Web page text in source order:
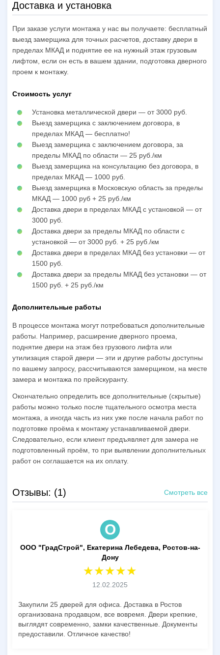
Доставка и установка
При заказе услуги монтажа у нас вы получаете: бесплатный
выезд замерщика для точных расчетов, доставку двери в
пределах МКАД и поднятие ее на нужный этаж грузовым
лифтом, если он есть в вашем здании, подготовка дверного
проем к монтажу.
Стоимость услуг
Установка металлической двери — от 3000 руб.
Выезд замерщика с заключением договора, в
пределах МКАД — бесплатно!
Выезд замерщика с заключением договора, за
пределы МКАД по области — 25 руб./км
Выезд замерщика на консультацию без договора, в
пределах МКАД — 1000 руб.
Выезд замерщика в Московскую область за пределы
МКАД — 1000 руб + 25 руб./км
Доставка двери в пределах МКАД с установкой — от
3000 руб.
Доставка двери за пределы МКАД по области с
установкой — от 3000 руб. + 25 руб./км
Доставка двери в пределах МКАД без установки — от
1500 руб.
Доставка двери за пределы МКАД без установки — от
1500 руб. + 25 руб./км
Дополнительные работы
В процессе монтажа могут потребоваться дополнительные
работы. Например, расширение дверного проема,
поднятие двери на этаж без грузового лифта или
утилизация старой двери — эти и другие работы доступны
по вашему запросу, рассчитываются замерщиком, на месте
замера и монтажа по прейскуранту.
Окончательно определить все дополнительные (скрытые)
работы можно только после тщательного осмотра места
монтажа, а иногда часть из них уже после начала работ по
подготовке проёма к монтажу устанавливаемой двери.
Следовательно, если клиент предъявляет для замера не
подготовленный проём, то при выявлении дополнительных
работ он соглашается на их оплату.
Отзывы: (1) Смотреть все
О
ООО "ГрадСтрой", Екатерина Лебедева, Ростов-на-
Дону
12.02.2025
Закупили 25 дверей для офиса. Доставка в Ростов
организована продавцом, все вовремя. Двери крепкие,
выглядят современно, замки качественные. Документы
предоставили. Отличное качество!